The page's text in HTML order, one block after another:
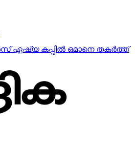
ഏഷ്യ കപ്പില്‍ ഒമാനെ തകര്‍ത്ത്